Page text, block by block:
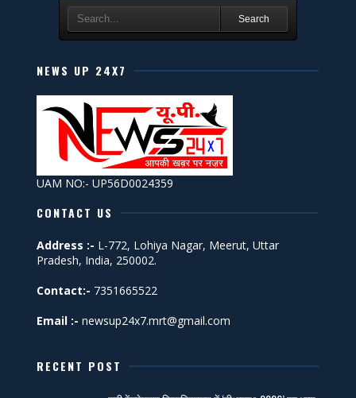
Search
NEWS UP 24X7
UAM NO:- UP56D0024359
CONTACT US
Address :- L-772, Lohiya Nagar, Meerut, Uttar
Pradesh, India, 250002.
Contact:- 7351665522
Email :- newsup24x7.mrt@gmail.com
RECENT POST